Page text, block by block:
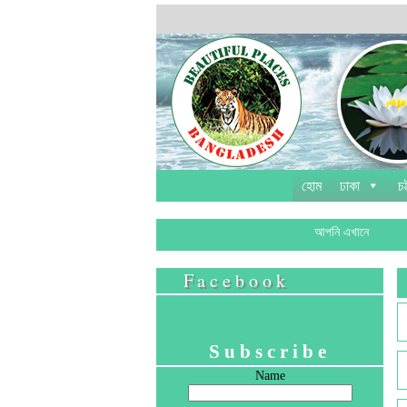
হোম ঢাকা
আপনি এখানে
Facebook
Subscribe
Name